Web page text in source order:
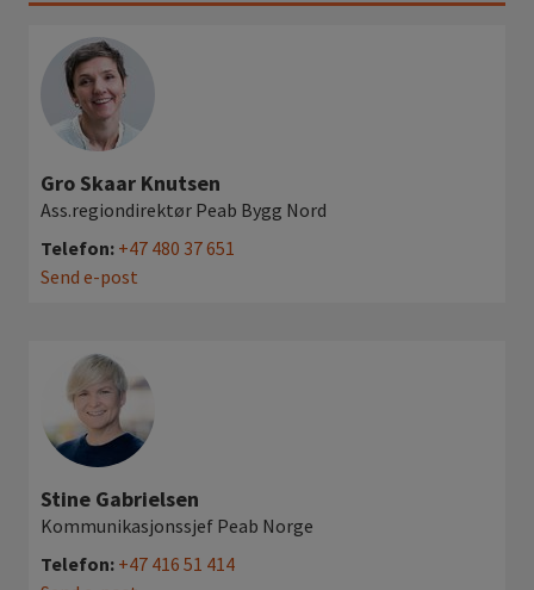
Gro Skaar Knutsen
Ass.regiondirektør Peab Bygg Nord
Telefon: +47 480 37 651
Send e-post
Stine Gabrielsen
Kommunikasjonssjef Peab Norge
Telefon: +47 416 51 414